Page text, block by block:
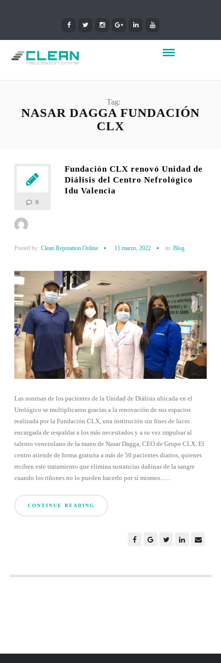
Tag:
NASAR DAGGA FUNDACIÓN
CLX
0
Fundación CLX renovó Unidad de
Diálisis del Centro Nefrológico
Idu Valencia
Posted by: Clean Reputation Online 11 marzo, 2022 in: Blog
Las sonrisas de los pacientes de la Unidad de Diálisis ubicada en el
Urológico se multiplicaron gracias a la renovación de sus espacios
realizada por la Fundación CLX, una institución sin fines de lucro
encargada de respaldar a los más necesitados y a su vez impulsar al
talento venezolano de la mano de Nasar Dagga, CEO de Grupo CLX. El
centro atiende de forma gratuita a más de 50 pacientes diarios, quienes
reciben este tratamiento que elimina sustancias dañinas de la sangre
cuando los riñones no lo pueden hacerlo por sí mismos.......
CONTINUE READING